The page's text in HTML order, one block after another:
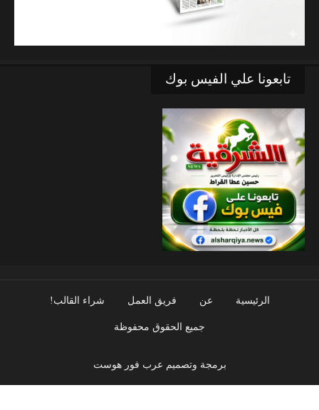
تابعونا علي الفيس بوك
الرئيسية عن فريق العمل شراء القالب!
جميع الحقوق محفوظة
برمجة وتصميم عرب فور هوست